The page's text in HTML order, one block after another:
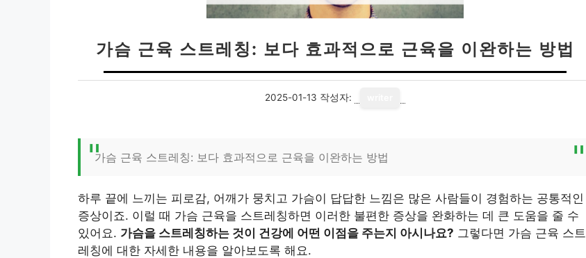
가슴 근육 스트레칭: 보다 효과적으로 근육을 이완하는 방법
2025-01-13 작성자:
가슴 근육 스트레칭: 보다 효과적으로 근육을 이완하는 방법
하루 끝에 느끼는 피로감, 어깨가 뭉치고 가슴이 답답한 느낌은 많은 사람들이 경험하는 공통적인
증상이죠. 이럴 때 가슴 근육을 스트레칭하면 이러한 불편한 증상을 완화하는 데 큰 도움을 줄 수
있어요. 가슴을 스트레칭하는 것이 건강에 어떤 이점을 주는지 아시나요? 그렇다면 가슴 근육 스트
레칭에 대한 자세한 내용을 알아보도록 해요.